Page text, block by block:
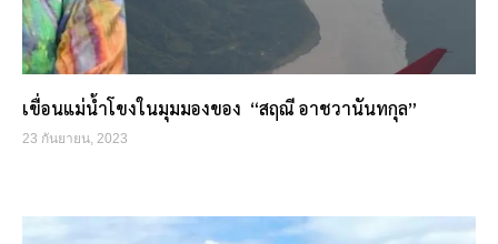
เขื่อนแม่น้ำโขงในมุมมองของ “สฤณี อาชวานันทกุล”
23 กันยายน, 2023